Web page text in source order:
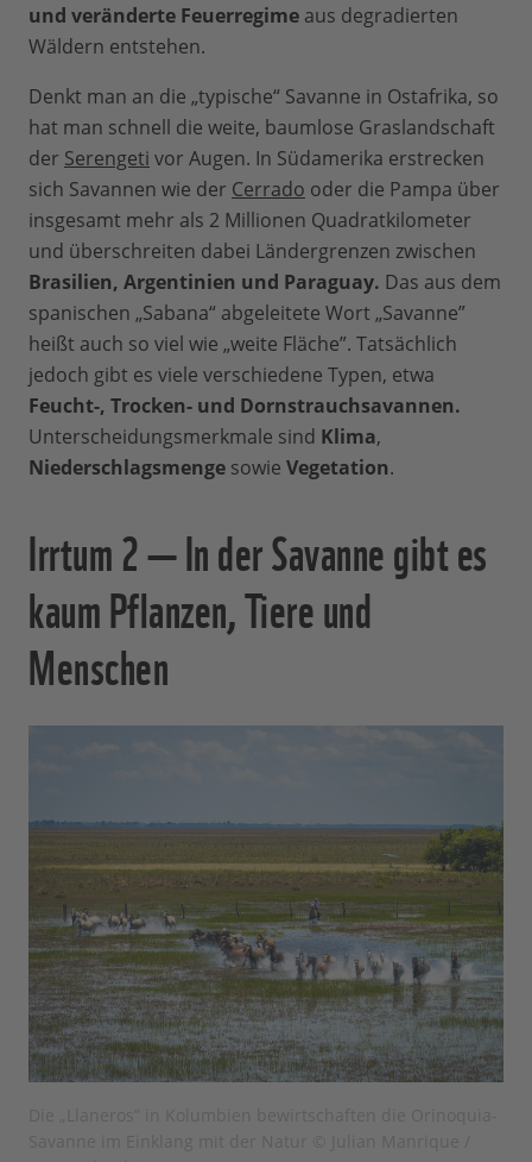
und veränderte Feuerregime aus degradierten
Wäldern entstehen.
Denkt man an die „typische“ Savanne in Ostafrika, so
hat man schnell die weite, baumlose Graslandschaft
der Serengeti vor Augen. In Südamerika erstrecken
sich Savannen wie der Cerrado oder die Pampa über
insgesamt mehr als 2 Millionen Quadratkilometer
und überschreiten dabei Ländergrenzen zwischen
Brasilien, Argentinien und Paraguay. Das aus dem
spanischen „Sabana“ abgeleitete Wort „Savanne”
heißt auch so viel wie „weite Fläche”. Tatsächlich
jedoch gibt es viele verschiedene Typen, etwa
Feucht-, Trocken- und Dornstrauchsavannen.
Unterscheidungsmerkmale sind Klima,
Niederschlagsmenge sowie Vegetation.
Irrtum 2 — In der Savanne gibt es
kaum Pflanzen, Tiere und
Menschen